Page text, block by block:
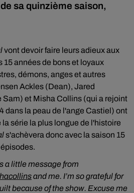
sa quinzième saison,
vont devoir faire leurs adieux aux
15 années de bons et loyaux
démons, anges et autres
Ackles (Dean), Jared
et Misha Collins (qui a rejoint
dans la peau de l'ange Castiel) ont
la série la plus longue de l'histoire
s'achèvera donc avec la saison 15
a little message from
and me. I’m so grateful for
because of the show. Excuse me